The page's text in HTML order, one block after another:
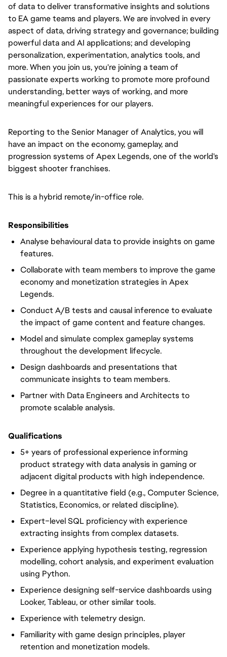
of data to deliver transformative insights and solutions
to EA game teams and players. We are involved in every
aspect of data, driving strategy and governance; building
powerful data and AI applications; and developing
personalization, experimentation, analytics tools, and
more. When you join us, you're joining a team of
passionate experts working to promote more profound
understanding, better ways of working, and more
meaningful experiences for our players.
Reporting to the Senior Manager of Analytics, you will
have an impact on the economy, gameplay, and
progression systems of Apex Legends, one of the world's
biggest shooter franchises.
This is a hybrid remote/in-office role.
Responsibilities
Analyse behavioural data to provide insights on game
features.
Collaborate with team members to improve the game
economy and monetization strategies in Apex
Legends.
Conduct A/B tests and causal inference to evaluate
the impact of game content and feature changes.
Model and simulate complex gameplay systems
throughout the development lifecycle.
Design dashboards and presentations that
communicate insights to team members.
Partner with Data Engineers and Architects to
promote scalable analysis.
Qualifications
5+ years of professional experience informing
product strategy with data analysis in gaming or
adjacent digital products with high independence.
Degree in a quantitative field (e.g., Computer Science,
Statistics, Economics, or related discipline).
Expert–level SQL proficiency with experience
extracting insights from complex datasets.
Experience applying hypothesis testing, regression
modelling, cohort analysis, and experiment evaluation
using Python.
Experience designing self-service dashboards using
Looker, Tableau, or other similar tools.
Experience with telemetry design.
Familiarity with game design principles, player
retention and monetization models.